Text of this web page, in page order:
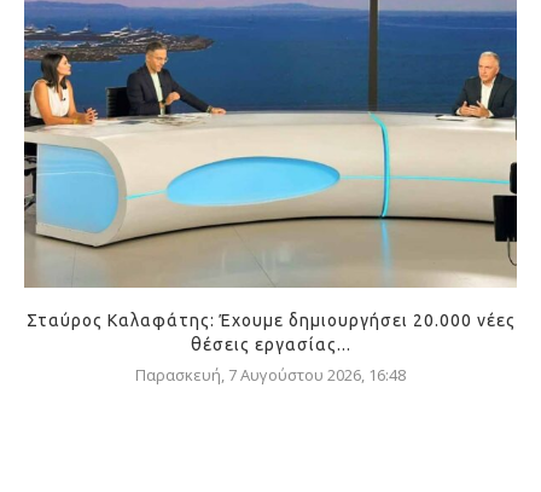
Σταύρος Καλαφάτης: Έχουμε δημιουργήσει 20.000 νέες
θέσεις εργασίας...
Παρασκευή, 7 Αυγούστου 2026, 16:48